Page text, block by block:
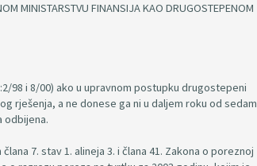
MINISTARSTVU FINANSIJA KAO DRUGOSTEPENOM
98 i 8/00) ako u upravnom postupku drugostepeni
rješenja, a ne donese ga ni u daljem roku od sedam
odbijena.
7. stav 1. alineja 3. i člana 41. Zakona o poreznoj